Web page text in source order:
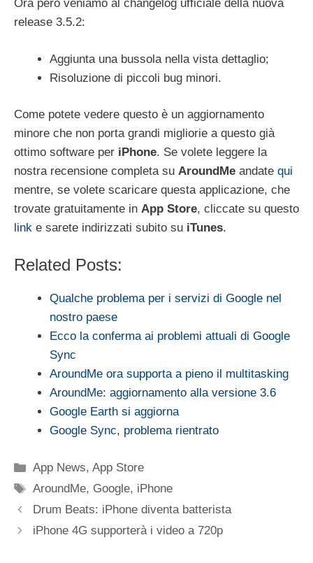
Ora però veniamo al changelog ufficiale della nuova
release 3.5.2:
Aggiunta una bussola nella vista dettaglio;
Risoluzione di piccoli bug minori.
Come potete vedere questo è un aggiornamento
minore che non porta grandi migliorie a questo già
ottimo software per iPhone. Se volete leggere la
nostra recensione completa su AroundMe andate qui
mentre, se volete scaricare questa applicazione, che
trovate gratuitamente in App Store, cliccate su questo
link e sarete indirizzati subito su iTunes.
Related Posts:
Qualche problema per i servizi di Google nel
nostro paese
Ecco la conferma ai problemi attuali di Google
Sync
AroundMe ora supporta a pieno il multitasking
AroundMe: aggiornamento alla versione 3.6
Google Earth si aggiorna
Google Sync, problema rientrato
Categorie
App News,App Store
Tag
AroundMe, Google, iPhone
Drum Beats: iPhone diventa batterista
iPhone 4G supporterà i video a 720p